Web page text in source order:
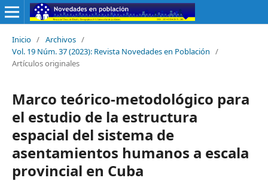
Inicio / Archivos /
Vol. 19 Núm. 37 (2023): Revista Novedades en Población /
Artículos originales
Marco teórico-metodológico para
el estudio de la estructura
espacial del sistema de
asentamientos humanos a escala
provincial en Cuba